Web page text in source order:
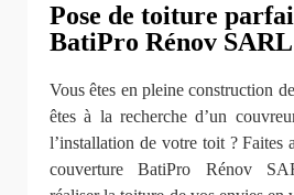
Pose de toiture
BatiPro Rénov SARL
Vous êtes en pleine construction
êtes à la recherche d’un
l’installation de votre toit ? Faites
couverture BatiPro Rénov